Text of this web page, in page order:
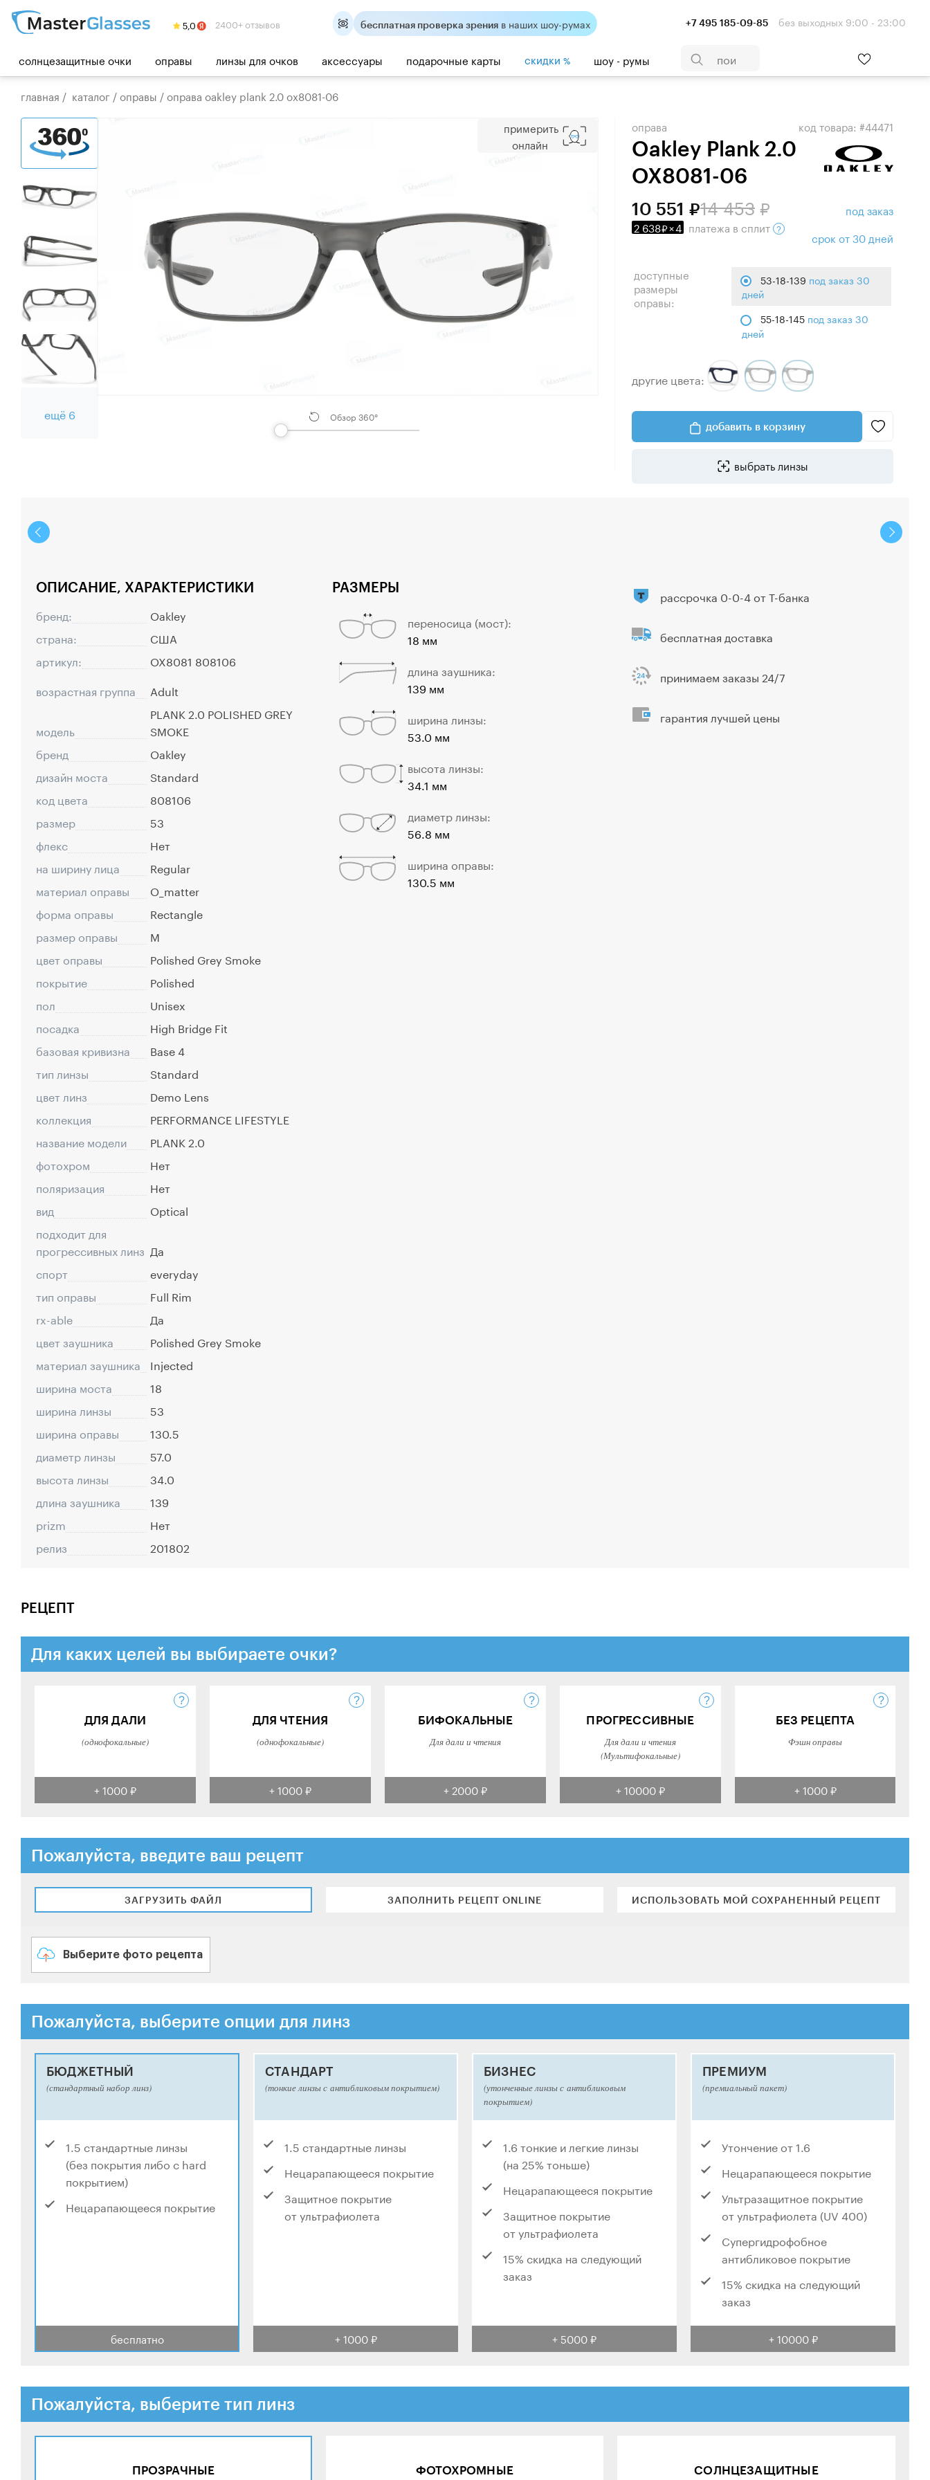
2400+ отзывов +7 495 185-09-85 без выходных 9:00 - 23:00
бесплатная проверка зрения в наших шоу-румах
солнцезащитные очки оправы линзы для очков аксессуары подарочные карты скидки % шоу - румы
главная / каталог /оправы /оправа oakley plank 2.0 ox8081-06
примерить
онлайн
Обзор 360°
ещё 6
оправа
Oakley Plank 2.0
OX8081-06
код товара: #44471
14 453
10 551
2 638 ×4 платежа в сплит
под заказ
срок от 30 дней
доступные
размеры
оправы:
53-18-139 под заказ 30
дней
55-18-145 под заказ 30
дней
другие цвета:
добавить в корзину
выбрать линзы
ОПИСАНИЕ, ХАРАКТЕРИСТИКИ
бренд:
Oakley
страна:
США
артикул:
OX8081 808106
возрастная группа
Adult
модель
PLANK 2.0 POLISHED GREY
SMOKE
бренд
Oakley
дизайн моста
Standard
код цвета
808106
размер
53
флекс
Нет
на ширину лица
Regular
материал оправы
O_matter
форма оправы
Rectangle
размер оправы
M
цвет оправы
Polished Grey Smoke
покрытие
Polished
пол
Unisex
посадка
High Bridge Fit
базовая кривизна
Base 4
тип линзы
Standard
цвет линз
Demo Lens
коллекция
PERFORMANCE LIFESTYLE
название модели
PLANK 2.0
фотохром
Нет
поляризация
Нет
вид
Optical
подходит для
прогрессивных линз Да
спорт
everyday
тип оправы
Full Rim
rx-able
Да
цвет заушника
Polished Grey Smoke
материал заушника
Injected
ширина моста
18
ширина линзы
53
ширина оправы
130.5
диаметр линзы
57.0
высота линзы
34.0
длина заушника
139
prizm
Нет
релиз
201802
РАЗМЕРЫ
переносица (мост):
18 мм
длина заушника:
139 мм
ширина линзы:
53.0 мм
высота линзы:
34.1 мм
диаметр линзы:
56.8 мм
ширина оправы:
130.5 мм
рассрочка 0-0-4 от Т-банка
бесплатная доставка
принимаем заказы 24/7
гарантия лучшей цены
РЕЦЕПТ
Для каких целей вы выбираете очки?
ДЛЯ ДАЛИ
(однофокальные)
+ 1000 ₽
ДЛЯ ЧТЕНИЯ
(однофокальные)
+ 1000 ₽
БИФОКАЛЬНЫЕ
Для дали и чтения
+ 2000 ₽
ПРОГРЕССИВНЫЕ
Для дали и чтения
(Мультифокальные)
+ 10000 ₽
БЕЗ РЕЦЕПТА
Фэшн оправы
+ 1000 ₽
Пожалуйста, введите ваш рецепт
ЗАГРУЗИТЬ ФАЙЛ ЗАПОЛНИТЬ РЕЦЕПТ ONLINE ИСПОЛЬЗОВАТЬ МОЙ СОХРАНЕННЫЙ РЕЦЕПТ
Выберите фото рецепта
Пожалуйста, выберите опции для линз
БЮДЖЕТНЫЙ
(стандартный набор линз)
1.5 стандартные линзы
(без покрытия либо с hard
покрытием)
Нецарапающееся покрытие
бесплатно
СТАНДАРТ
(тонкие линзы с антибликовым покрытием)
1.5 стандартные линзы
Нецарапающееся покрытие
Защитное покрытие
от ультрафиолета
+ 1000 ₽
БИЗНЕС
(утонченные линзы с антибликовым
покрытием)
1.6 тонкие и легкие линзы
(на 25% тоньше)
Нецарапающееся покрытие
Защитное покрытие
от ультрафиолета
15% скидка на следующий
заказ
+ 5000 ₽
ПРЕМИУМ
(премиальный пакет)
Утончение от 1.6
Нецарапающееся покрытие
Ультразащитное покрытие
от ультрафиолета (UV 400)
Супергидрофобное
антибликовое покрытие
15% скидка на следующий
заказ
+ 10000 ₽
Пожалуйста, выберите тип линз
ПРОЗРАЧНЫЕ ФОТОХРОМНЫЕ СОЛНЦЕЗАЩИТНЫЕ